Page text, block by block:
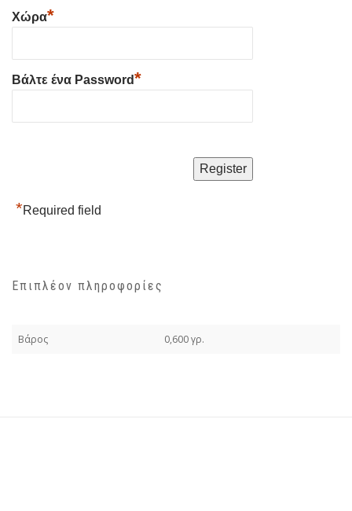
Χώρα*
Βάλτε ένα Password*
*Required field
Επιπλέον πληροφορίες
Βάρος 0,600 γρ.